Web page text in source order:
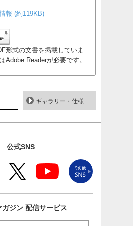
報 (約119KB)
形式の文書を掲載していま
Adobe Readerが必要です。
ギャラリー・仕様
公式SNS
ガジン 配信サービス